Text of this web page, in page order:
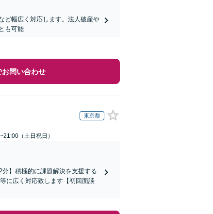
ど幅広く対応します。法人破産や
も可能
お問い合わせ
東京都
（土日祝日）
】積極的に課題解決を支援する
に広く対応致します【初回面談